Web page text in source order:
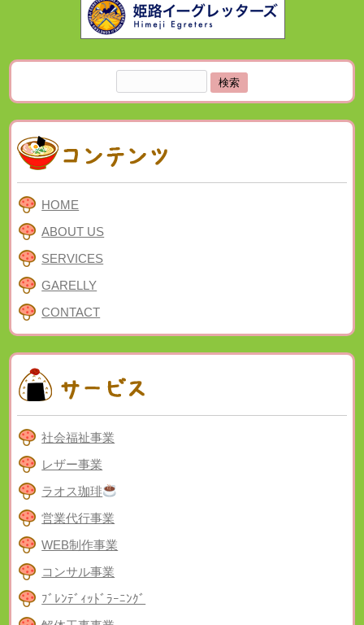
索:
HOME
ABOUT US
SERVICES
GARELLY
CONTACT
社会福祉事業
レザー事業
ラオス珈琲
営業代行事業
WEB制作事業
コンサル事業
ﾌﾞﾚﾝﾃﾞｨｯﾄﾞﾗｰﾆﾝｸﾞ